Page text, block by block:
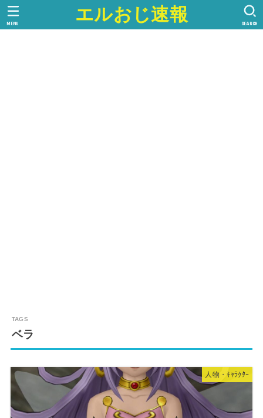
エルおじ速報 SEARCH
MENU
ベラ
人物・ｷｬﾗｸﾀｰ